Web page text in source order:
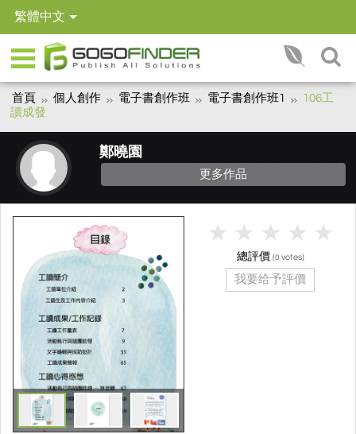
繁體中文
首頁 個人創作 電子書創作班 電子書創作班1
106工
讀成發
鄭曉園
更多作品
總評價 (0 votes)
我要给予評價